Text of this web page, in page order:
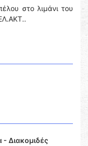
στο λιμάνι του
- Διακομιδές